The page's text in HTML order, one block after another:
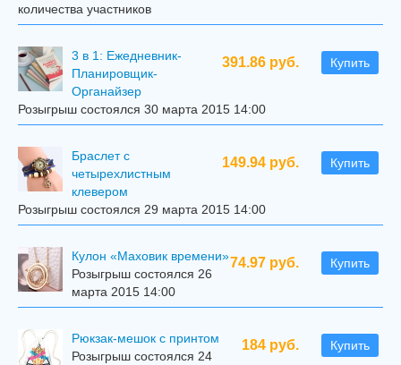
количества участников
391.86 руб. Купить
3 в 1: Ежедневник-
Планировщик-
Органайзер
Розыгрыш состоялся 30 марта 2015 14:00
149.94 руб. Купить
Браслет с
четырехлистным
клевером
Розыгрыш состоялся 29 марта 2015 14:00
74.97 руб. Купить
Кулон «Маховик времени»
Розыгрыш состоялся 26
марта 2015 14:00
184 руб. Купить
Рюкзак-мешок с принтом
Розыгрыш состоялся 24